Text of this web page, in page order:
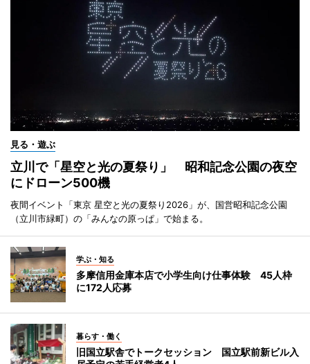
見る・遊ぶ
立川で「星空と光の夏祭り」 昭和記念公園の夜空
にドローン500機
夜間イベント「東京 星空と光の夏祭り2026」が、国営昭和記念公園
（立川市緑町）の「みんなの原っぱ」で始まる。
学ぶ・知る
多摩信用金庫本店で小学生向け仕事体験 45人枠
に172人応募
暮らす・働く
旧国立駅舎でトークセッション 国立駅前新ビル入